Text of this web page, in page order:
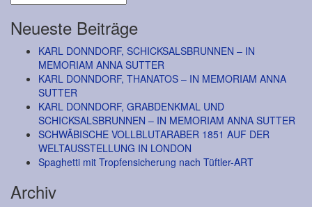
Neueste Beiträge
KARL DONNDORF, SCHICKSALSBRUNNEN – IN
MEMORIAM ANNA SUTTER
KARL DONNDORF, THANATOS – IN MEMORIAM ANNA
SUTTER
KARL DONNDORF, GRABDENKMAL UND
SCHICKSALSBRUNNEN – IN MEMORIAM ANNA SUTTER
SCHWÄBISCHE VOLLBLUTARABER 1851 AUF DER
WELTAUSSTELLUNG IN LONDON
Spaghetti mit Tropfensicherung nach Tüftler-ART
Archiv